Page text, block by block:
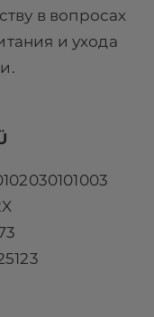
в вопросах
и ухода